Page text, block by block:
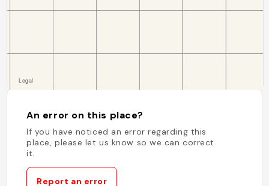
An error on this place?
If you have noticed an error regarding this
place, please let us know so we can correct
it.
Report an error